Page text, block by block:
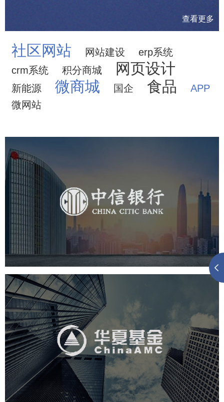
查看更多
社区网站 网站建设
erp系统
crm系统
积分商城 网页设计
新能源 微商城 国企 食品
APP
微网站
金融保险 银行
华夏基金
金融保险 基金 社区网站 网页设计
业务系统
互动营销